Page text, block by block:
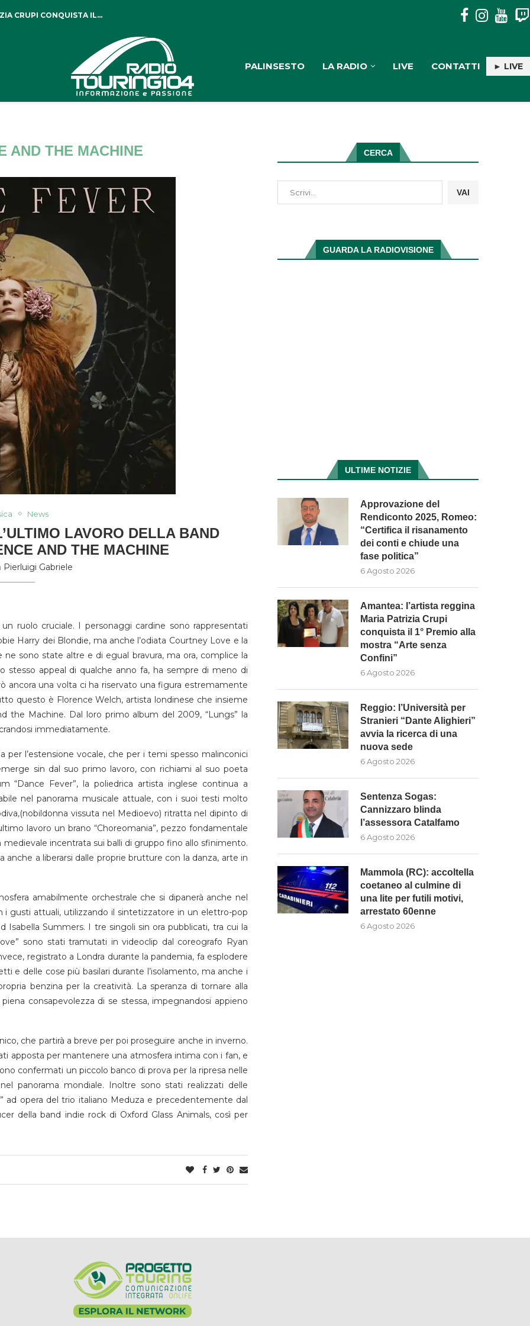
CRUPI CONQUISTA IL... REGGIO: L’UNIVERSITÀ PER STRANIERI “DANTE ALIGHIERI”
PALINSESTO LA RADIO LIVE CONTATTI ► LIVE
AND THE MACHINE
News
LAVORO DELLA BAND
AND THE MACHINE
Pierluigi Gabriele
ruolo cruciale. I personaggi cardine sono rappresentati
Harry dei Blondie, ma anche l’odiata Courtney Love e la
sono state altre e di egual bravura, ma ora, complice la
appeal di qualche anno fa, ha sempre di meno di
ancora una volta ci ha riservato una figura estremamente
questo è Florence Welch, artista londinese che insieme
the Machine. Dal loro primo album del 2009, “Lungs” la
immediatamente.
per l’estensione vocale, che per i temi spesso malinconici
sin dal suo primo lavoro, con richiami al suo poeta
“Dance Fever”, la poliedrica artista inglese continua a
nel panorama musicale attuale, con i suoi testi molto
vissuta nel Medioevo) ritratta nel dipinto di
lavoro un brano “Choreomania”, pezzo fondamentale
medievale incentrata sui balli di gruppo fino allo sfinimento.
a liberarsi dalle proprie brutture con la danza, arte in
amabilmente orchestrale che si dipanerà anche nel
i gusti attuali, utilizzando il sintetizzatore in un elettro-pop
Summers. I tre singoli sin ora pubblicati, tra cui la
sono stati tramutati in videoclip dal coreografo Ryan
registrato a Londra durante la pandemia, fa esplodere
e delle cose più basilari durante l’isolamento, ma anche i
benzina per la creatività. La speranza di tornare alla
consapevolezza di se stessa, impegnandosi appieno
che partirà a breve per poi proseguire anche in inverno.
apposta per mantenere una atmosfera intima con i fan, e
confermati un piccolo banco di prova per la ripresa nelle
panorama mondiale. Inoltre sono stati realizzati delle
ad opera del trio italiano Meduza e precedentemente dal
della band indie rock di Oxford Glass Animals, così per
CERCA
VAI
GUARDA LA RADIOVISIONE
ULTIME NOTIZIE
Approvazione del
Rendiconto 2025, Romeo:
“Certifica il risanamento
dei conti e chiude una
fase politica”
6 Agosto 2026
Amantea: l’artista reggina
Maria Patrizia Crupi
conquista il 1° Premio alla
mostra “Arte senza
Confini”
6 Agosto 2026
Reggio: l’Università per
Stranieri “Dante Alighieri”
avvia la ricerca di una
nuova sede
6 Agosto 2026
Sentenza Sogas:
Cannizzaro blinda
l’assessora Catalfamo
6 Agosto 2026
Mammola (RC): accoltella
coetaneo al culmine di
una lite per futili motivi,
arrestato 60enne
6 Agosto 2026